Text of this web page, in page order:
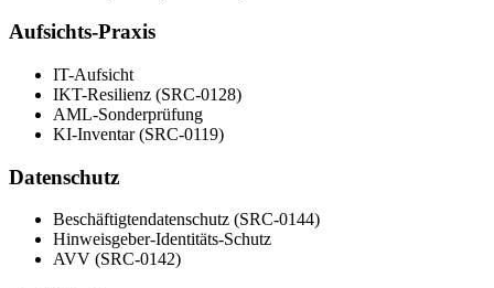
Aufsichts-Praxis
IT-Aufsicht
IKT-Resilienz (SRC-0128)
AML-Sonderprüfung
KI-Inventar (SRC-0119)
Datenschutz
Beschäftigtendatenschutz (SRC-0144)
Hinweisgeber-Identitäts-Schutz
AVV (SRC-0142)